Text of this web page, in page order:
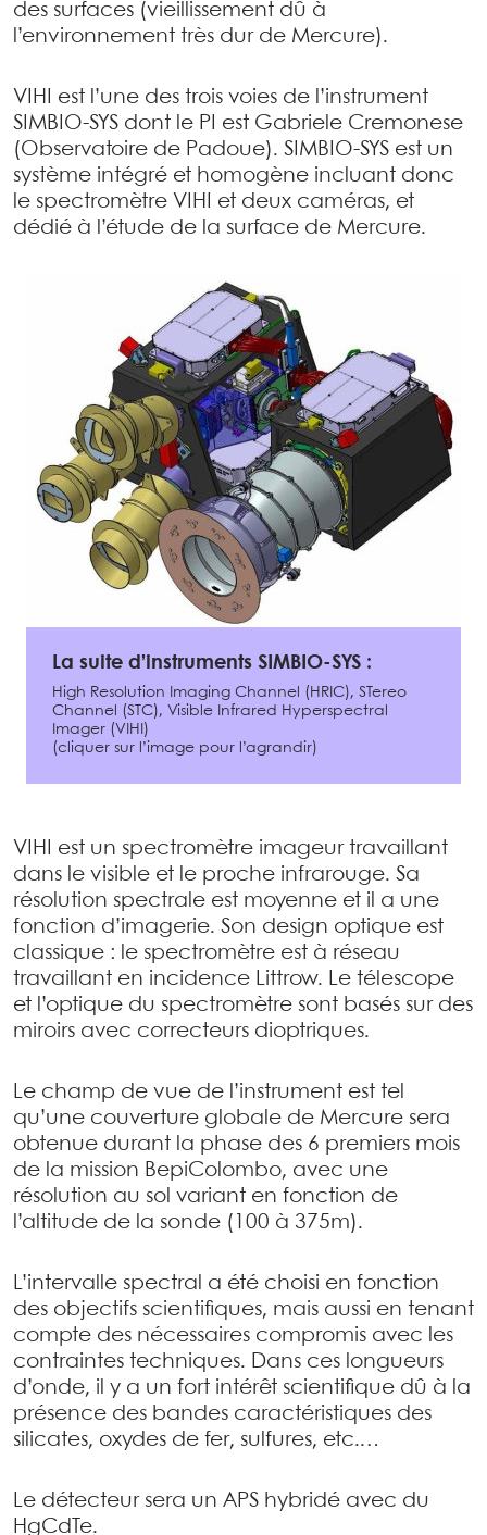
des surfaces (vieillissement dû à
l’environnement très dur de Mercure).
VIHI est l’une des trois voies de l’instrument
SIMBIO-SYS dont le PI est Gabriele Cremonese
(Observatoire de Padoue). SIMBIO-SYS est un
système intégré et homogène incluant donc
le spectromètre VIHI et deux caméras, et
dédié à l’étude de la surface de Mercure.
La suite d’instruments SIMBIO-SYS :
High Resolution Imaging Channel (HRIC), STereo
Channel (STC), Visible Infrared Hyperspectral
Imager (VIHI)
(cliquer sur l’image pour l’agrandir)
VIHI est un spectromètre imageur travaillant
dans le visible et le proche infrarouge. Sa
résolution spectrale est moyenne et il a une
fonction d’imagerie. Son design optique est
classique : le spectromètre est à réseau
travaillant en incidence Littrow. Le télescope
et l’optique du spectromètre sont basés sur des
miroirs avec correcteurs dioptriques.
Le champ de vue de l’instrument est tel
qu’une couverture globale de Mercure sera
obtenue durant la phase des 6 premiers mois
de la mission BepiColombo, avec une
résolution au sol variant en fonction de
l’altitude de la sonde (100 à 375m).
L’intervalle spectral a été choisi en fonction
des objectifs scientifiques, mais aussi en tenant
compte des nécessaires compromis avec les
contraintes techniques. Dans ces longueurs
d’onde, il y a un fort intérêt scientifique dû à la
présence des bandes caractéristiques des
silicates, oxydes de fer, sulfures, etc.…
Le détecteur sera un APS hybridé avec du
HgCdTe.